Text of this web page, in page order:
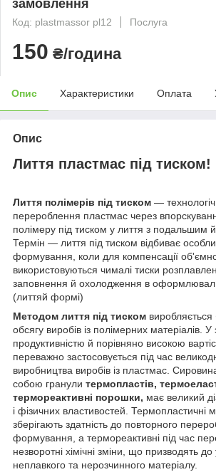
замовлення
Код: plastmassor pl12 Послуга
150 ₴/година
Опис Характеристики Оплата
Опис
Лиття пластмас під тиском!
Лиття полімерів під тиском —
перероблення пластмас через
полімеру під тиском у лиття з подальшим
Термін — лиття під тиском відбиває
формування, коли для компенсації
використовуються чималі тиски
заповнення й охолодження в
(литтяй формі)
Методом лиття під тиском
обсягу виробів із полімерних матеріалів.
продуктивністю й порівняно високою
переважно застосовується під час
виробництва виробів із пластмас.
собою гранули термопластів,
термореактивні порошки, має великий
і фізичних властивостей. Термопластичні
зберігають здатність до повторного
формування, а термореактивні під час
незворотні хімічні зміни, що призводять
неплавкого та нерозчинного матеріалу.